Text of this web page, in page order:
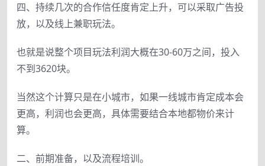
四、持续几次的合作信任度肯定上升，可以采取广告投
放，以及线上兼职玩法。
也就是说整个项目玩法利润大概在30-60万之间，投入
不到3620块。
当然这个计算只是在小城市，如果一线城市肯定成本会
更高，利润也会更高，具体需要结合本地都物价来计
算。
二、前期准备，以及流程培训。